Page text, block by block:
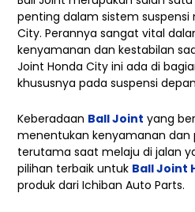
penting dalam sistem suspensi
City. Perannya sangat vital
kenyamanan dan kestabilan
Joint Honda City ini ada di
khususnya pada suspensi
Keberadaan Ball Joint yang
menentukan kenyamanan dan
terutama saat melaju di jalan
pilihan terbaik untuk Ball Joint
produk dari Ichiban Auto Parts.